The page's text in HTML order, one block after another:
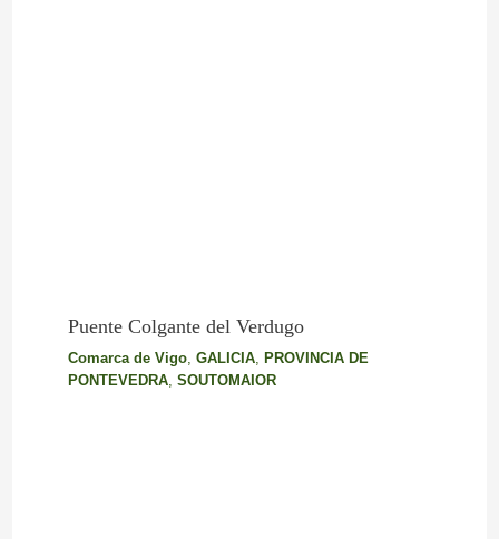
Puente Colgante del Verdugo
Comarca de Vigo, GALICIA, PROVINCIA DE
PONTEVEDRA, SOUTOMAIOR